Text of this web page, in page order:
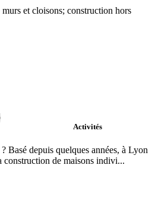
et cloisons; construction hors
Activités
Basé depuis quelques années, à Lyon
construction de maisons indivi...